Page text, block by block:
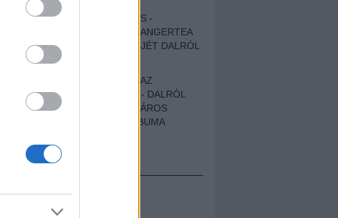
CROCODILE NERVES -
HALLGASD MEG AZ ANGERTEA
MA MEGJELENT EP-JÉT DALRÓL
DALRA!
A FELELŐSSÉGTŐL AZ
ELLOPOTT FÖLDIG - DALRÓL
DALRA A KÉPZELT VÁROS
SAMIZDAT CÍMŰ ALBUMA
HIRDETÉS